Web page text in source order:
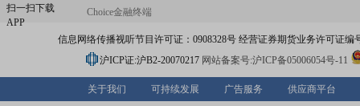
扫一扫下载
APP
Choice金融终端
信息网络传播视听节目许可证：0908328号 经营证券期货业务许可证编
沪ICP证:沪B2-20070217 网站备案号:沪ICP备05006054号-11
关于我们 可持续发展 广告服务 供应商平台